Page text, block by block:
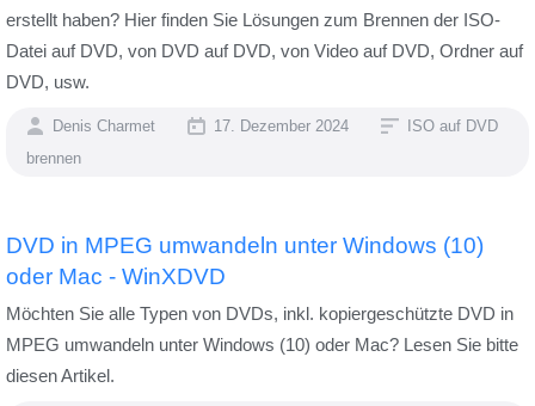
erstellt haben? Hier finden Sie Lösungen zum Brennen der ISO-
Datei auf DVD, von DVD auf DVD, von Video auf DVD, Ordner auf
DVD, usw.
Denis Charmet 17. Dezember 2024
ISO auf DVD
brennen
DVD in MPEG umwandeln unter Windows (10)
oder Mac - WinXDVD
Möchten Sie alle Typen von DVDs, inkl. kopiergeschützte DVD in
MPEG umwandeln unter Windows (10) oder Mac? Lesen Sie bitte
diesen Artikel.